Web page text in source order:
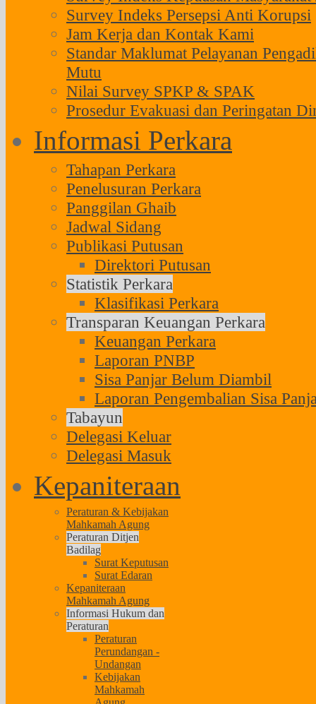
Survey Indeks Persepsi Anti Korupsi
Jam Kerja dan Kontak Kami
Standar Maklumat Pelayanan
Mutu
Nilai Survey SPKP & SPAK
Prosedur Evakuasi dan Peringatan
Informasi Perkara
Tahapan Perkara
Penelusuran Perkara
Panggilan Ghaib
Jadwal Sidang
Publikasi Putusan
Direktori Putusan
Statistik Perkara
Klasifikasi Perkara
Transparan Keuangan Perkara
Keuangan Perkara
Laporan PNBP
Sisa Panjar Belum Diambil
Laporan Pengembalian Sisa
Tabayun
Delegasi Keluar
Delegasi Masuk
Kepaniteraan
Peraturan & Kebijakan
Mahkamah Agung
Peraturan Ditjen
Badilag
Surat Keputusan
Surat Edaran
Kepaniteraan
Mahkamah Agung
Informasi Hukum dan
Peraturan
Peraturan
Perundangan -
Undangan
Kebijakan
Mahkamah